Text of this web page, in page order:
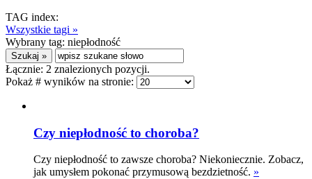
TAG index:
Wszystkie tagi »
Wybrany tag: niepłodność
Łącznie: 2 znalezionych pozycji.
Pokaż # wyników na stronie:
Czy niepłodność to choroba?
Czy niepłodność to zawsze choroba? Niekoniecznie. Zobacz,
jak umysłem pokonać przymusową bezdzietność. »